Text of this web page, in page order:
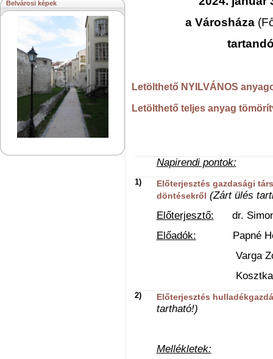
Belvárosi képek
a Városháza
Letölthető NYILVÁNOS
Letölthető teljes anyag
Napirendi pontok:
1)
Előterjesztés gazdasági
döntésekről (Zárt ülés
Előterjesztő: dr. Simon
Előadók: Papné
Varga Zoltán
Kosztka
2) Előterjesztés
tartható!)
Mellékletek: